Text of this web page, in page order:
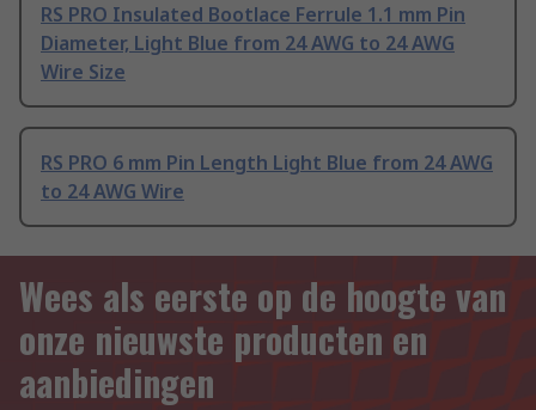
RS PRO Insulated Bootlace Ferrule 1.1 mm Pin
Diameter, Light Blue from 24 AWG to 24 AWG
Wire Size
RS PRO 6 mm Pin Length Light Blue from 24 AWG
to 24 AWG Wire
Wees als eerste op de hoogte van
onze nieuwste producten en
aanbiedingen